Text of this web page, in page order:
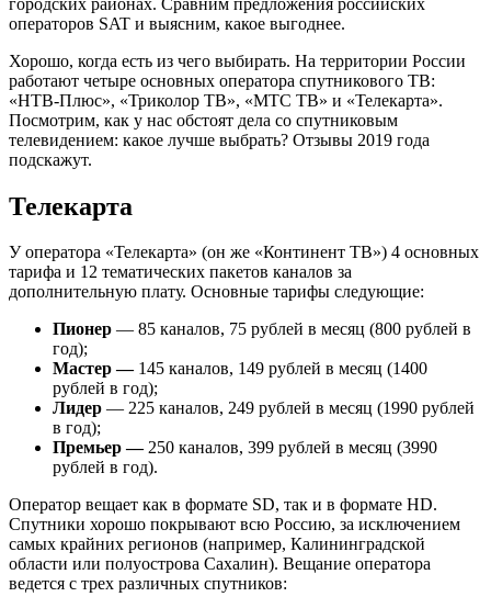
операторов SAT и выясним, какое выгоднее.
Хорошо, когда есть из чего выбирать. На территории России
работают четыре основных оператора спутникового ТВ:
«НТВ-Плюс», «Триколор ТВ», «МТС ТВ» и «Телекарта».
Посмотрим, как у нас обстоят дела со спутниковым
телевидением: какое лучше выбрать? Отзывы 2019 года
подскажут.
Телекарта
У оператора «Телекарта» (он же «Континент ТВ») 4 основных
тарифа и 12 тематических пакетов каналов за
дополнительную плату. Основные тарифы следующие:
Пионер — 85 каналов, 75 рублей в месяц (800 рублей в
год);
Мастер — 145 каналов, 149 рублей в месяц (1400
рублей в год);
Лидер — 225 каналов, 249 рублей в месяц (1990 рублей
в год);
Премьер —250 каналов, 399 рублей в месяц (3990
рублей в год).
Оператор вещает как в формате SD, так и в формате HD.
Спутники хорошо покрывают всю Россию, за исключением
самых крайних регионов (например, Калининградской
области или полуострова Сахалин). Вещание оператора
ведется с трех различных спутников: